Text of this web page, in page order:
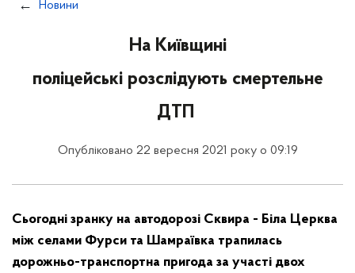
Новини
На Київщині
поліцейські розслідують смертельне
ДТП
Опубліковано 22 вересня 2021 року о 09:19
Сьогодні зранку на автодорозі Сквира - Біла Церква
між селами Фурси та Шамраївка трапилась
дорожньо-транспортна пригода за участі двох